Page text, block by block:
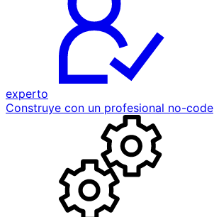
experto
Construye con un profesional no-code